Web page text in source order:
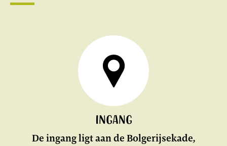
Ingang
De ingang ligt aan de Bolgerijsekade,